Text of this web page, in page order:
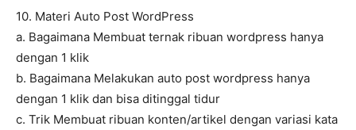
10. Materi Auto Post WordPress
a. Bagaimana Membuat ternak ribuan wordpress hanya
dengan 1 klik
b. Bagaimana Melakukan auto post wordpress hanya
dengan 1 klik dan bisa ditinggal tidur
c. Trik Membuat ribuan konten/artikel dengan variasi kata